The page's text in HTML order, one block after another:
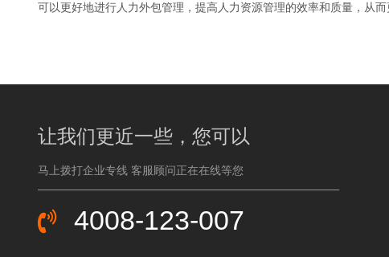
可以更好地进行人力外包管理，‌提高人力资源管理的效率和质量，‌从
让我们更近一些，您可以
马上拨打企业专线 客服顾问正在在线等您
4008-123-007